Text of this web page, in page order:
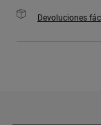
Devoluciones